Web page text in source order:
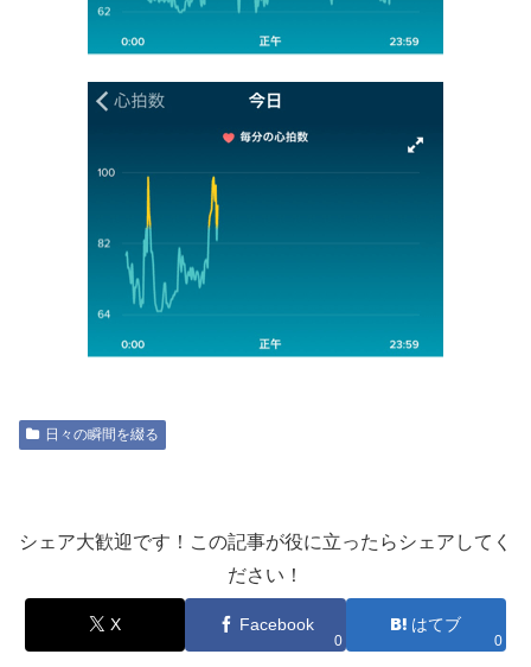
日々の瞬間を綴る
シェア大歓迎です！この記事が役に立ったらシェアしてく
ださい！
X Facebook
0
はてブ
0